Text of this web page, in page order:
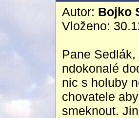
Autor: Bojko
Vloženo:
Pane
ndokonalé
nic s holuby
chovatele
smeknout.